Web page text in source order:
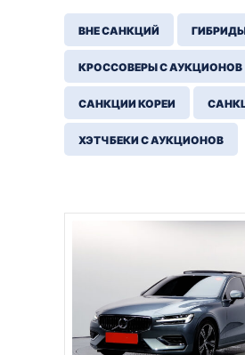
ВНЕ САНКЦИЙ
КРОССОВЕРЫ С АУКЦИОНОВ
САНКЦИИ КОРЕИ
ХЭТЧБЕКИ С АУКЦИОНОВ